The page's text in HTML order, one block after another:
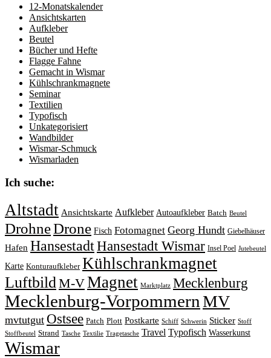
12-Monatskalender
Ansichtskarten
Aufkleber
Beutel
Bücher und Hefte
Flagge Fahne
Gemacht in Wismar
Kühlschrankmagnete
Seminar
Textilien
Typofisch
Unkategorisiert
Wandbilder
Wismar-Schmuck
Wismarladen
Ich suche:
Altstadt Ansichtskarte Aufkleber Autoaufkleber Batch Beutel
DrohneDrone Fisch Fotomagnet Georg Hundt Giebelhäuser
Hafen HansestadtHansestadt Wismar Insel Poel Jutebeutel
Karte Konturaufkleber Kühlschrankmagnet
LuftbildM-VMagnet Marktplatz Mecklenburg
Mecklenburg-VorpommernMV
mvtutgut Ostsee Patch Plott Postkarte Schiff Schwerin Sticker Stoff
Stoffbeutel Strand Tasche Textilie Tragetasche Travel Typofisch Wasserkunst
Wismar